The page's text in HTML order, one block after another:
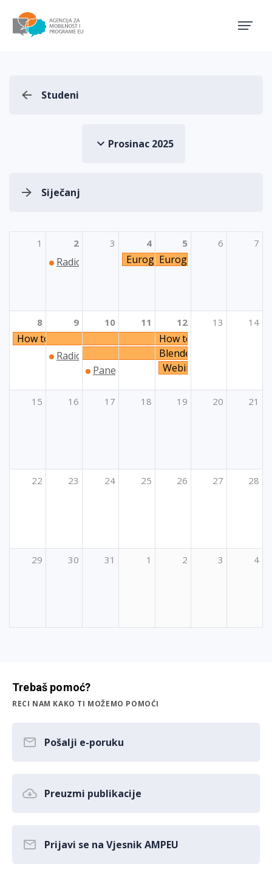
Studeni
Prosinac 2025
Siječanj
1 2
Radionica za potencijalne prijavitelje u
3 4
Euroguidance: Seminar za
5
Euroguidance: Seminar
6 7
8
How to prioritise solidarity?
9
Radionice za prijavitelje projekata unutar
10
Panel „Organizacijsko učenje: ključne
11 12
How to prioritise
Blended Mobility within
Webinar Programi
13 14
15 16 17 18 19 20 21
22 23 24 25 26 27 28
29 30 31 1 2 3 4
Trebaš pomoć?
RECI NAM KAKO TI MOŽEMO POMOĆI
Pošalji e-poruku
Preuzmi publikacije
Prijavi se na Vjesnik AMPEU